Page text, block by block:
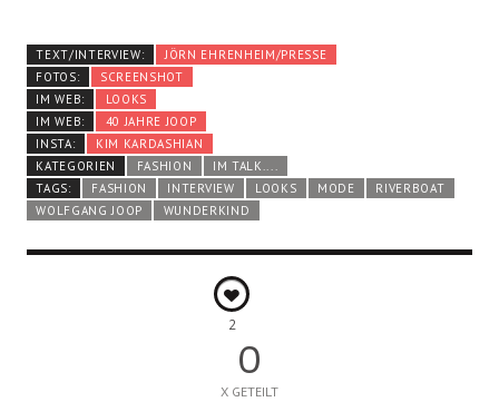
TEXT/INTERVIEW:
JÖRN EHRENHEIM/PRESSE
FOTOS:
SCREENSHOT
IM WEB:
LOOKS
IM WEB:
40 JAHRE JOOP
INSTA:
KIM KARDASHIAN
KATEGORIEN
FASHION
IM TALK....
TAGS:
FASHION INTERVIEW LOOKS MODE
RIVERBOAT
WOLFGANG JOOP
WUNDERKIND
2
0
X GETEILT